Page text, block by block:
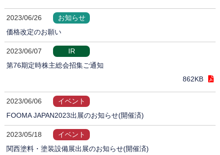
2023/06/26
お知らせ
価格改定のお願い
2023/06/07
IR
第76期定時株主総会招集ご通知
862KB
2023/06/06
イベント
FOOMA JAPAN2023出展のお知らせ(開催済)
2023/05/18
イベント
関西塗料・塗装設備展出展のお知らせ(開催済)